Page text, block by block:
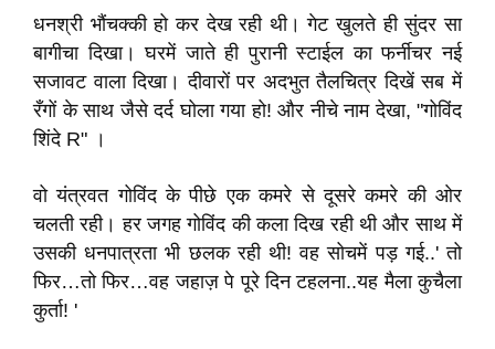
धनश्री भौंचक्की हो कर देख रही थी। गेट खुलते ही सुंदर सा
बागीचा दिखा। घरमें जाते ही पुरानी स्टाईल का फर्नीचर नई
सजावट वाला दिखा। दीवारों पर अदभुत तैलचित्र दिखें सब में
रँगों के साथ जैसे दर्द घोला गया हो! और नीचे नाम देखा, "गोविंद
शिंदे R" ।
वो यंत्रवत गोविंद के पीछे एक कमरे से दूसरे कमरे की ओर
चलती रही। हर जगह गोविंद की कला दिख रही थी और साथ में
उसकी धनपात्रता भी छलक रही थी! वह सोचमें पड़ गई..' तो
फिर…तो फिर…वह जहाज़ पे पूरे दिन टहलना..यह मैला कुचैला
कुर्ता! '